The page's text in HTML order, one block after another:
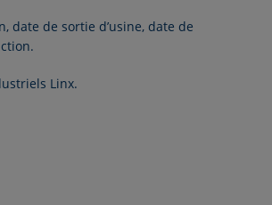
date de sortie d’usine, date de
Linx.